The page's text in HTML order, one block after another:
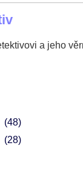
a jeho
48
28